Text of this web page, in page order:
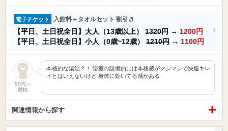
電子チケット 入館料＋タオルセット 割引き
【平日、土日祝全日】大人（13歳以上） 1320円 → 1200円
【平日、土日祝全日】小人（0歳~12歳） 1210円 → 1100円
50代～
男性
本格的な湯治？！ 浴室の設備的には本格感がマシマシで快適キレ
イとはいえないけど 身体に効いてる感がある
関連情報から探す